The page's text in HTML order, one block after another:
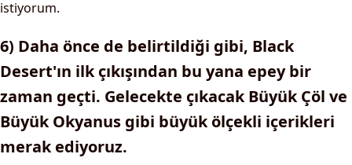
istiyorum.
6) Daha önce de belirtildiği gibi, Black
Desert'ın ilk çıkışından bu yana epey bir
zaman geçti. Gelecekte çıkacak Büyük Çöl ve
Büyük Okyanus gibi büyük ölçekli içerikleri
merak ediyoruz.